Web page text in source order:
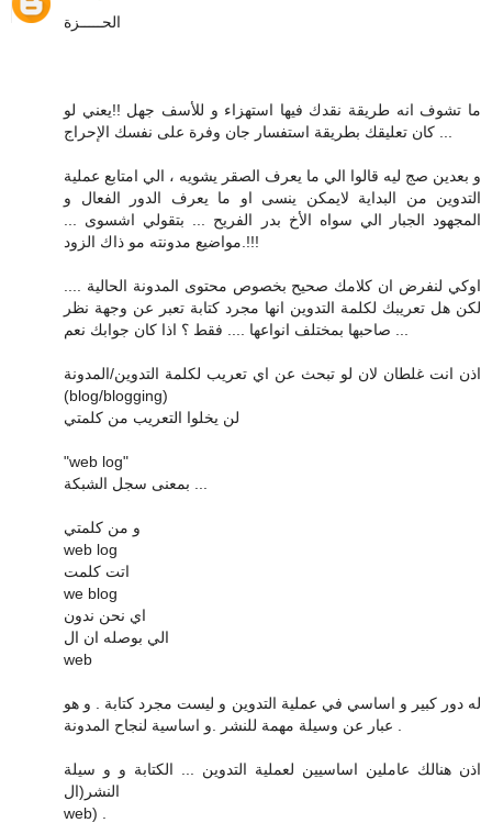
الحـــــزة
ما تشوف انه طريقة نقدك فيها استهزاء و للأسف جهل !!يعني لو
و بعدين صج ليه قالوا الي ما يعرف الصقر يشويه ، الي امتابع عملية
التدوين من البداية لايمكن ينسى او ما يعرف الدور الفعال و
المجهود الجبار الي سواه الأخ بدر الفريح ... بتقولي اشسوى ...
مواضيع مدونته مو ذاك الزود.!!!
اوكي لنفرض ان كلامك صحيح بخصوص محتوى المدونة الحالية ....
لكن هل تعريبك لكلمة التدوين انها مجرد كتابة تعبر عن وجهة نظر
اذن انت غلطان لان لو تبحث عن اي تعريب لكلمة التدوين/المدونة
(blog/blogging)
لن يخلوا التعريب من كلمتي
"web log"
و من كلمتي
web log
اتت كلمت
we blog
اي نحن ندون
الي بوصله ان ال
web
له دور كبير و اساسي في عملية التدوين و ليست مجرد كتابة . و هو
اذن هنالك عاملين اساسيين لعملية التدوين ... الكتابة و و سيلة
النشر(ال
web) .